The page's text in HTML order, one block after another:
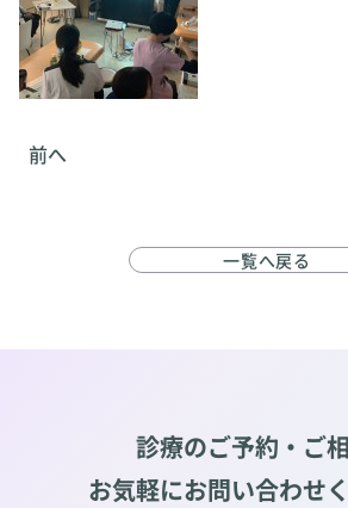
前へ
一覧へ戻る
診療のご予約・ご
お気軽にお問い合わせく